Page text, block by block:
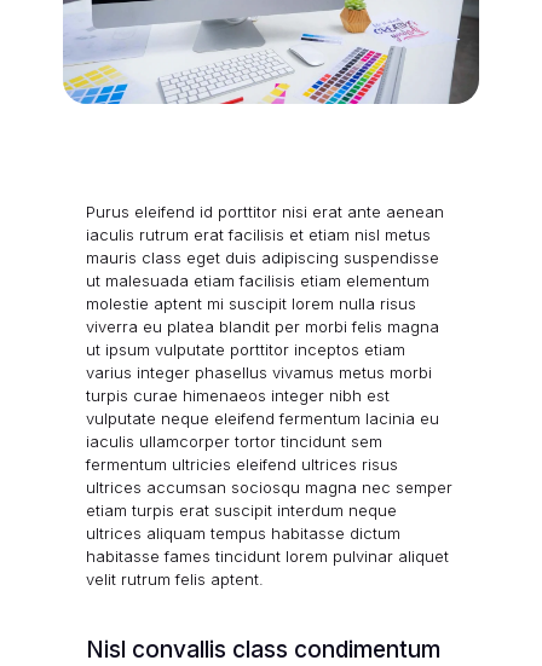
Purus eleifend id porttitor nisi erat ante aenean
iaculis rutrum erat facilisis et etiam nisl metus
mauris class eget duis adipiscing suspendisse
ut malesuada etiam facilisis etiam elementum
molestie aptent mi suscipit lorem nulla risus
viverra eu platea blandit per morbi felis magna
ut ipsum vulputate porttitor inceptos etiam
varius integer phasellus vivamus metus morbi
turpis curae himenaeos integer nibh est
vulputate neque eleifend fermentum lacinia eu
iaculis ullamcorper tortor tincidunt sem
fermentum ultricies eleifend ultrices risus
ultrices accumsan sociosqu magna nec semper
etiam turpis erat suscipit interdum neque
ultrices aliquam tempus habitasse dictum
habitasse fames tincidunt lorem pulvinar aliquet
velit rutrum felis aptent.
Nisl convallis class condimentum